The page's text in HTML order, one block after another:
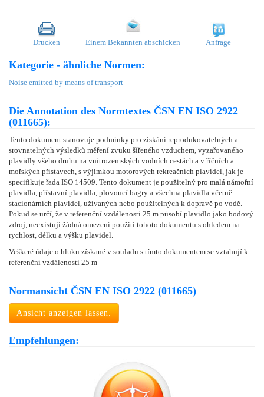
Drucken Einem Bekannten abschicken Anfrage
Kategorie - ähnliche Normen:
Noise emitted by means of transport
Die Annotation des Normtextes ČSN EN ISO 2922
(011665):
Tento dokument stanovuje podmínky pro získání reprodukovatelných a
srovnatelných výsledků měření zvuku šířeného vzduchem, vyzařovaného
plavidly všeho druhu na vnitrozemských vodních cestách a v říčních a
mořských přístavech, s výjimkou motorových rekreačních plavidel, jak je
specifikuje řada ISO 14509. Tento dokument je použitelný pro malá námořní
plavidla, přístavní plavidla, plovoucí bagry a všechna plavidla včetně
stacionárních plavidel, užívaných nebo použitelných k dopravě po vodě.
Pokud se určí, že v referenční vzdálenosti 25 m působí plavidlo jako bodový
zdroj, neexistují žádná omezení použití tohoto dokumentu s ohledem na
rychlost, délku a výšku plavidel.
Veškeré údaje o hluku získané v souladu s tímto dokumentem se vztahují k
referenční vzdálenosti 25 m
Normansicht ČSN EN ISO 2922 (011665)
Ansicht anzeigen lassen.
Empfehlungen: